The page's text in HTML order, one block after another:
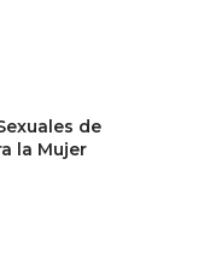
de
la Mujer